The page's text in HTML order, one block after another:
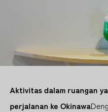
Aktivitas dalam ruangan
perjalanan ke Okinawa